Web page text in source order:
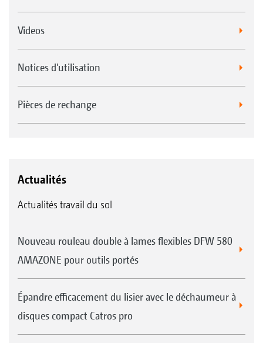
Videos
Notices d'utilisation
Pièces de rechange
Actualités
Actualités travail du sol
Nouveau rouleau double à lames flexibles DFW 580
AMAZONE pour outils portés
Épandre efficacement du lisier avec le déchaumeur à
disques compact Catros pro